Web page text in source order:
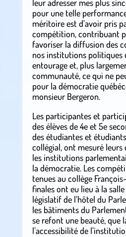
leur adresser mes plus
pour une telle
méritoire est d’avoir pris
compétition, contribuant
favoriser la diffusion des
nos institutions politiques
entourage et, plus
communauté, ce qui ne
pour la démocratie
monsieur Bergeron.
Les participantes et
des élèves de 4e et 5e
des étudiantes et
collégial, ont mesuré leurs
les institutions
la démocratie. Les
tenues au collège
finales ont eu lieu à la
législatif de l’hôtel du
les bâtiments du
se refont une beauté, que
l’accessibilité de